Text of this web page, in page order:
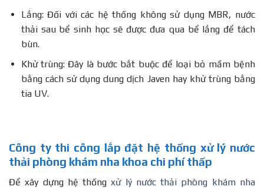
Lắng: Đối với các hệ thống không sử dụng MBR, nước
thải sau bể sinh học sẽ được đưa qua bể lắng để tách
bùn.
Khử trùng: Đây là bước bắt buộc để loại bỏ mầm bệnh
bằng cách sử dụng dung dịch Javen hay khử trùng bằng
tia UV.
Công ty thi công lắp đặt hệ thống xử lý nước
thải phòng khám nha khoa chi phí thấp
Để xây dựng hệ thốngxử lý nước thải phòng khám nha